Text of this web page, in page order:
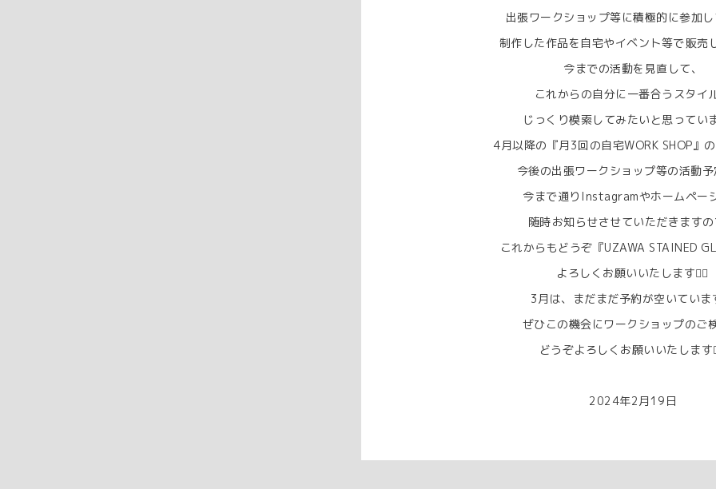
出張ワークショップ等に積極的に参加
制作した作品を自宅やイベント等で⁡⁡販売
⁡⁡今までの活動を見直して、⁡⁡
これからの自分に一番合うスタイ
じっくり模索してみたいと思ってい
⁡⁡4月以降の『月3回の自宅WORK SHOP』
今後の出張ワークショップ等の活動
今まで通り⁡Instagramやホームペー
随時⁡⁡お知らせさせていただきます
これからもどうぞ『UZAWA STAINED
よろしくお願いいたします🙇‍♀️⁡⁡
⁡3月は、まだまだ予約が空いていま
ぜひこの機会にワークショップのご
どうぞよろしくお願いいたします
2024年2月19日